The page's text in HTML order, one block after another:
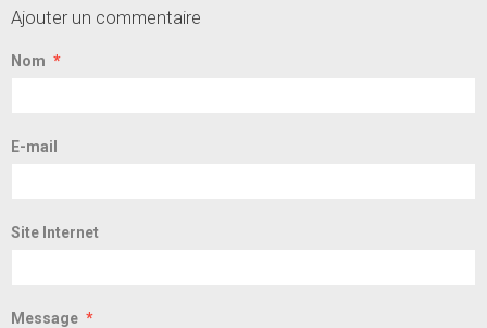
Ajouter un commentaire
Nom
E-mail
Site Internet
Message